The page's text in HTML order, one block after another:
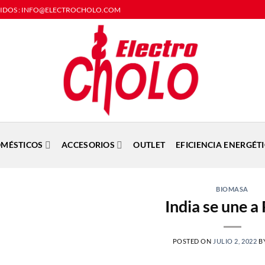
: INFO@ELECTROCHOLO.COM
ACCESORIOS OUTLET EFICIENCIA
BIOMASA
India se une a
POSTED ON JULIO 2, 2022